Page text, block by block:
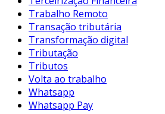
Trabalho Remoto
Transação tributária
Transformação digital
Tributação
Tributos
Volta ao trabalho
Whatsapp
Whatsapp Pay